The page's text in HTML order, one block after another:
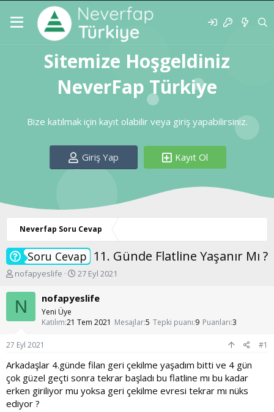
Sitemize Hoşgeldiniz
NeverFap Türkiye
Bize katılmak için kayıt olabilir veya giriş yapabilirsiniz.
Giriş Yap Kayıt Ol
Neverfap Soru Cevap
Soru Cevap 11. Günde Flatline Yaşanır Mı ?
K
n
u
a
ş
l
a
t
a
nofapyeslife
B
ş
a
n
ç
t
a
r
27 Eyl 2021
N nofapyeslife
Yeni Üye
Katılım 21 Tem 2021 Mesajlar5 Tepki puanı 9 Puanları 3
27 Eyl 2021 #1
Arkadaşlar 4.günde filan geri çekilme yaşadım bitti ve 4 gün
çok güzel geçti sonra tekrar başladı bu flatline mı bu kadar
erken giriliyor mu yoksa geri çekilme evresi tekrar mı nüks
ediyor ?